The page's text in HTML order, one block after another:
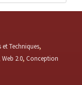
et Techniques
Web 2.0 Conception